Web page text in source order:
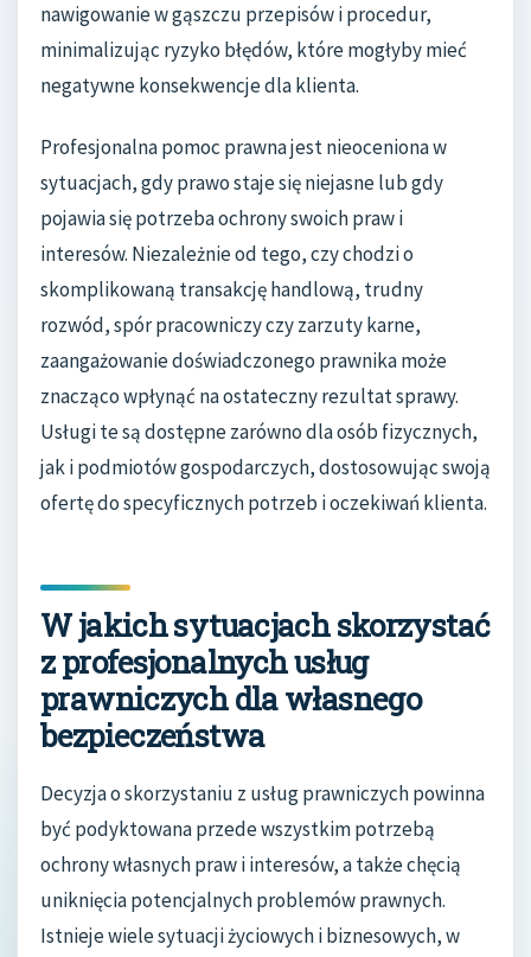
nawigowanie w gąszczu przepisów i procedur,
minimalizując ryzyko błędów, które mogłyby mieć
negatywne konsekwencje dla klienta.
Profesjonalna pomoc prawna jest nieoceniona w
sytuacjach, gdy prawo staje się niejasne lub gdy
pojawia się potrzeba ochrony swoich praw i
interesów. Niezależnie od tego, czy chodzi o
skomplikowaną transakcję handlową, trudny
rozwód, spór pracowniczy czy zarzuty karne,
zaangażowanie doświadczonego prawnika może
znacząco wpłynąć na ostateczny rezultat sprawy.
Usługi te są dostępne zarówno dla osób fizycznych,
jak i podmiotów gospodarczych, dostosowując swoją
ofertę do specyficznych potrzeb i oczekiwań klienta.
W jakich sytuacjach skorzystać
z profesjonalnych usług
prawniczych dla własnego
bezpieczeństwa
Decyzja o skorzystaniu z usług prawniczych powinna
być podyktowana przede wszystkim potrzebą
ochrony własnych praw i interesów, a także chęcią
uniknięcia potencjalnych problemów prawnych.
Istnieje wiele sytuacji życiowych i biznesowych, w